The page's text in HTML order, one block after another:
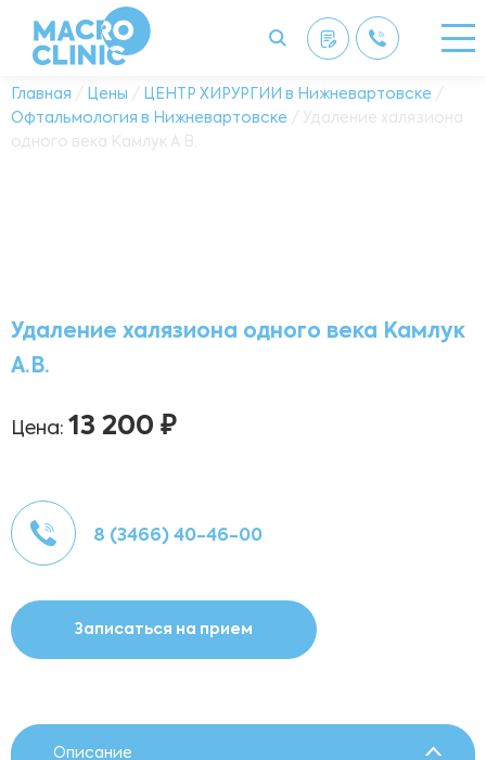
Главная / Цены / ЦЕНТР ХИРУРГИИ в Нижневартовске /
Офтальмология в Нижневартовске / Удаление халязиона
одного века Камлук А.В.
Удаление халязиона одного века Камлук
А.В.
Цена: 13 200 ₽
8 (3466) 40-46-00
Записаться на прием
Описание